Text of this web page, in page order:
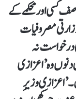
کسی اور محکمے کے
مصروفیات
درخواست نہ
وہ ’اعزازی
’اعزازی وزیرِ